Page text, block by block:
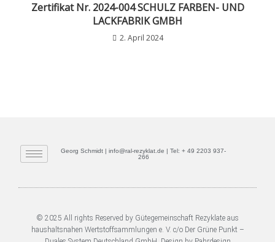
Zertifikat Nr. 2024-004 SCHULZ FARBEN- UND
LACKFABRIK GMBH
2. April 2024
Georg Schmidt | info@ral-rezyklat.de | Tel: + 49 2203 937-
266
© 2025 All rights Reserved by Gütegemeinschaft Rezyklate aus
haushaltsnahen Wertstoffsammlungen e. V. c/o Der Grüne Punkt –